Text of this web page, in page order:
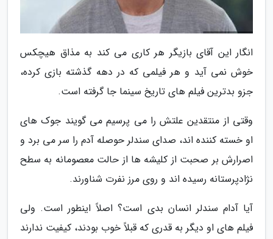
انگار این آقای بازیگر هر کاری می کند به مذاق هیچکس
خوش نمی آید و هر فیلمی که در دهه گذشته بازی کرده،
جزو بدترین فیلم های تاریخ سینما جا گرفته است.
وقتی از منتقدین علتش را می پرسیم می گویند جوک های
او خسته کننده اند، صدای سندلر حوصله آدم را سر می برد و
اصرارش بر صحبت از کلیشه ها از حالت معصومانه به سطح
نژادپرستانه رسیده اند و روی مرز نفرت شناورند.
آیا آدام سندلر انسان بدی است؟ اصلاً اینطور است. ولی
فیلم های او دیگر به قدری که قبلاً خوب بودند، کیفیت ندارند